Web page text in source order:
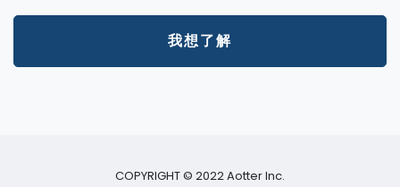
我想了解
COPYRIGHT © 2022 Aotter Inc.